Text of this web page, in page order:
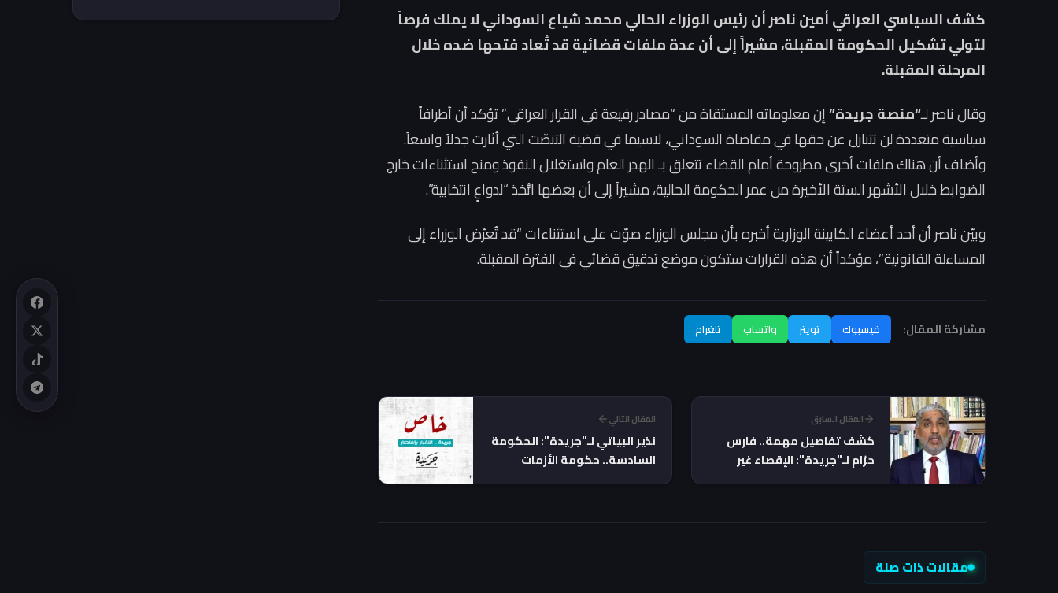
كشف السياسي العراقي أمين ناصر أن رئيس الوزراء الحالي محمد شياع السوداني لا يملك فرصاً
لتولي تشكيل الحكومة المقبلة، مشيراً إلى أن عدة ملفات قضائية قد تُعاد فتحها ضده خلال
المرحلة المقبلة.
وقال ناصر لـ“منصة جريدة”إن معلوماته المستقاة من “مصادر رفيعة في القرار العراقي” تؤكد أن أطرافاً
سياسية متعددة لن تتنازل عن حقها في مقاضاة السوداني، لاسيما في قضية التنصّت التي أثارت جدلاً واسعاً.
وأضاف أن هناك ملفات أخرى مطروحة أمام القضاء تتعلق بـ الهدر العام واستغلال النفوذ ومنح استثناءات خارج
الضوابط خلال الأشهر الستة الأخيرة من عمر الحكومة الحالية، مشيراً إلى أن بعضها اتُّخذ “لدواعٍ انتخابية”.
وبيّن ناصر أن أحد أعضاء الكابينة الوزارية أخبره بأن مجلس الوزراء صوّت على استثناءات “قد تُعرّض الوزراء إلى
المساءلة القانونية”، مؤكداً أن هذه القرارات ستكون موضع تدقيق قضائي في الفترة المقبلة.
مشاركة المقال: فيسبوك تويتر واتساب تلغرام
المقال السابق
كشف تفاصيل مهمة.. فارس
حرّام لـ"جريدة": الإقصاء غير
المقال التالي
نذير البياتي لـ"جريدة": الحكومة
السادسة.. حكومة الأزمات
مقالات ذات صلة